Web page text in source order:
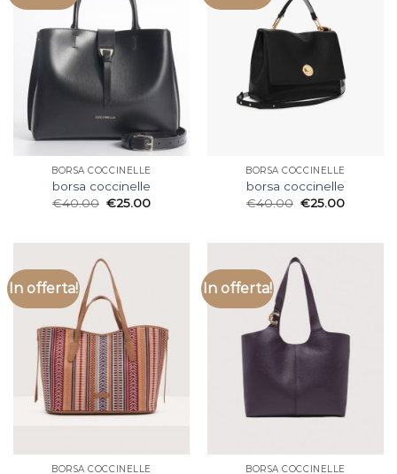
BORSA COCCINELLE
borsa coccinelle
€40.00 €25.00
BORSA COCCINELLE
borsa coccinelle
€40.00 €25.00
In offerta!
BORSA COCCINELLE
In offerta!
BORSA COCCINELLE